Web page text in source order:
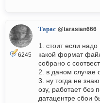
6245
Тарас @tarasian666
1. стоит если
какой формат
собрано с
2. в даном случае
3. ну тогда не
озу, работает без
датацентре сбои